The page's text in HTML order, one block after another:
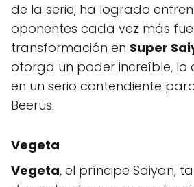
de la serie, ha logrado
oponentes cada vez más
transformación en Super
otorga un poder increíble, lo
en un serio contendiente
Beerus.
Vegeta
Vegeta, el príncipe Saiyan,